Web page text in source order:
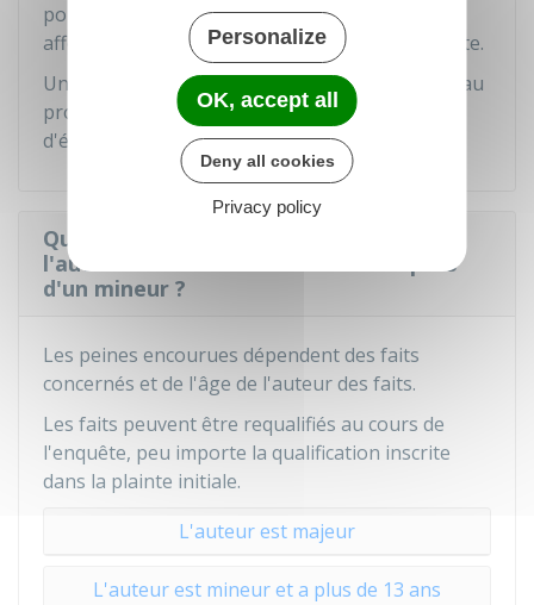
policier ou gendarme "référent sécurité-école"
affecté à son établissement, si ce dispositif existe.
Un signalement peut également être transmis au
procureur de la République par le chef
d'établissement, en cas de faits graves.
Quelles sont les sanctions à l'égard de
l'auteur d'un vol ou d'un racket auprès
d'un mineur ?
Les peines encourues dépendent des faits
concernés et de l'âge de l'auteur des faits.
Les faits peuvent être requalifiés au cours de
l'enquête, peu importe la qualification inscrite
dans la plainte initiale.
L'auteur est majeur
L'auteur est mineur et a plus de 13 ans
Personalize
OK, accept all
Deny all cookies
Privacy policy